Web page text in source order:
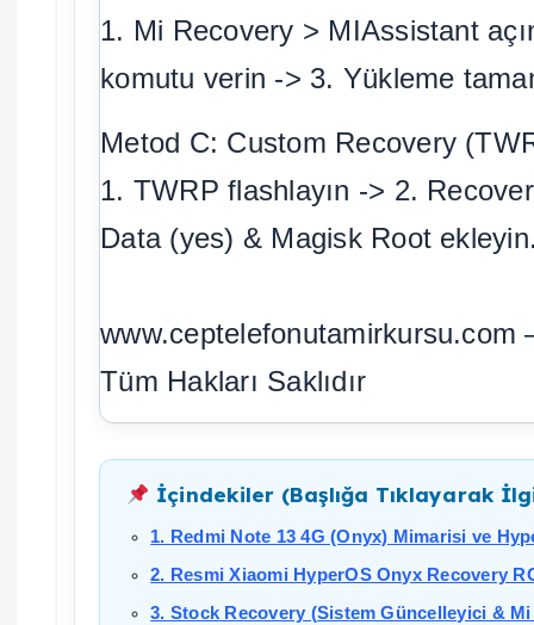
1. Mi Recovery > MIAssistant
komutu verin -> 3. Yükleme
Metod C: Custom Recovery
1. TWRP flashlayın -> 2.
Data (yes) & Magisk Root
Tüm Hakları Saklıdır
İçindekiler (Başlığa Tıklayarak
1. Redmi Note 13 4G (Onyx) Mimarisi ve
2. Resmi Xiaomi HyperOS Onyx Recovery
3. Stock Recovery (Sistem Güncelleyici &